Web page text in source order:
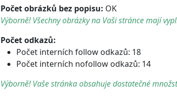
Počet obrázků bez popisu: OK
Výborně! Všechny obrázky na Vaši stránce mají
Počet odkazů:
Počet interních follow odkazů: 18
Počet interních nofollow odkazů: 14
Výborně! Vaše stránka obsahuje dostatečné